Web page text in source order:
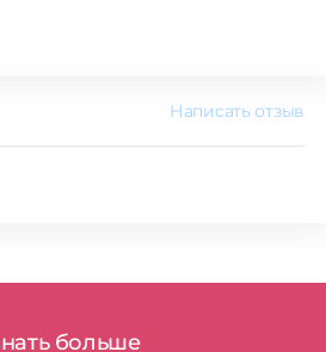
Написать отзыв
больше